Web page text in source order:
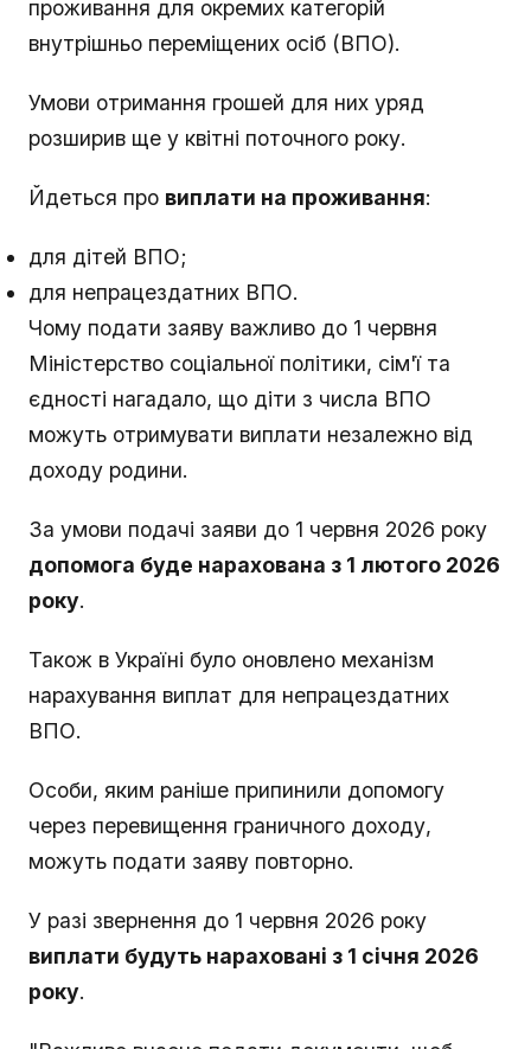
проживання для окремих категорій
внутрішньо переміщених осіб (ВПО).
Умови отримання грошей для них уряд
розширив ще у квітні поточного року.
Йдеться про виплати на проживання:
для дітей ВПО;
для непрацездатних ВПО.
Чому подати заяву важливо до 1 червня
Міністерство соціальної політики, сім'ї та
єдності нагадало, що діти з числа ВПО
можуть отримувати виплати незалежно від
доходу родини.
За умови подачі заяви до 1 червня 2026 року
допомога буде нарахована з 1 лютого 2026
року.
Також в Україні було оновлено механізм
нарахування виплат для непрацездатних
ВПО.
Особи, яким раніше припинили допомогу
через перевищення граничного доходу,
можуть подати заяву повторно.
У разі звернення до 1 червня 2026 року
виплати будуть нараховані з 1 січня 2026
року.